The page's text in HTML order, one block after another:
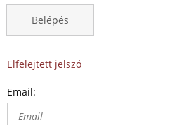
Belépés
Elfelejtett jelszó
Email: